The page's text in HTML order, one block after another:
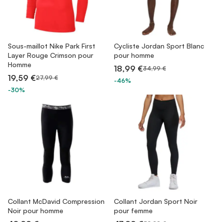
Sous-maillot Nike Park First
Layer Rouge Crimson pour
Homme
19,59 €27,99 €
-30%
Cycliste Jordan Sport Blanc
pour homme
18,99 €34,99 €
-46%
Collant McDavid Compression
Noir pour homme
Collant Jordan Sport Noir
pour femme